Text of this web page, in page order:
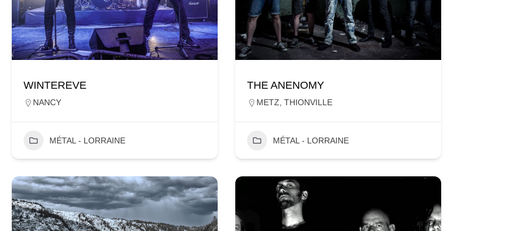
WINTEREVE
NANCY
MÉTAL - LORRAINE
THE ANENOMY
METZ THIONVILLE
MÉTAL - LORRAINE